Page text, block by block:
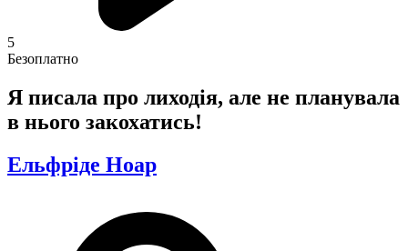
5
Безоплатно
Я писала про лиходія, але не планувала
в нього закохатись!
Ельфріде Ноар